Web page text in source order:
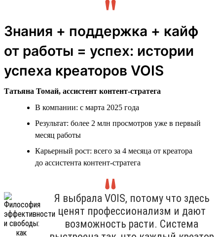
Знания + поддержка + кайф
от работы = успех: истории
успеха креаторов VOIS
Татьяна Томай, ассистент контент-стратега
В компании: с марта 2025 года
Результат: более 2 млн просмотров уже в первый
месяц работы
Карьерный рост: всего за 4 месяца от креатора
до ассистента контент-стратега
Я выбрала VOIS, потому что здесь
ценят профессионализм и дают
возможность расти. Система